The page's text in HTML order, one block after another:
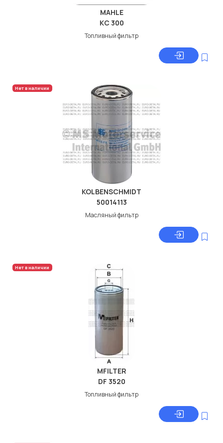
MAHLE
KC 300
Топливный фильтр
Нет в наличии
KOLBENSCHMIDT
50014113
Масляный фильтр
Нет в наличии
MFILTER
DF 3520
Топливный фильтр